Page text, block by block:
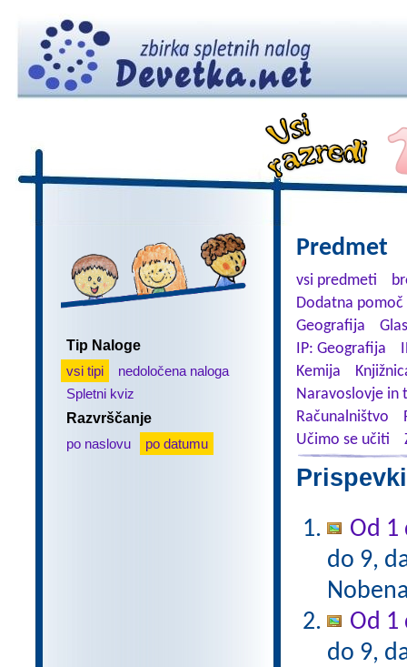
Tip Naloge
vsi tipi
nedoločena naloga
Spletni kviz
Razvrščanje
po naslovu
po datumu
Predmet
vsi predmeti
Dodatna
Geografija
IP: Geografija
Kemija
Naravoslovje in
Računalništvo
Učimo se učiti
Od 1
do 9,
Od 1
do 9,